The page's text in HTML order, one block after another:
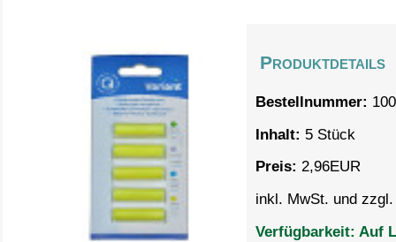
Produktdetails
Bestellnummer:
Inhalt: 5 Stück
Preis: 2,96EUR
inkl. MwSt. und
Verfügbarkeit: Auf